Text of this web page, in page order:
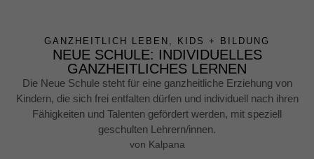
GANZHEITLICH LEBEN KIDS + BILDUNG
NEUE SCHULE: INDIVIDUELLES
GANZHEITLICHES LERNEN
Die Neue Schule steht für eine ganzheitliche Erziehung von
Kindern, die sich frei entfalten dürfen und individuell nach ihren
Fähigkeiten und Talenten gefördert werden, mit speziell
geschulten Lehrern/innen.
von Kalpana